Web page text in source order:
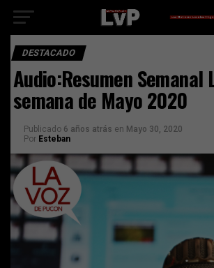
DESTACADO
Audio:Resumen Semanal
semana de Mayo 2020
Publicado 6 años atrás en Mayo 30, 2020
Por Esteban